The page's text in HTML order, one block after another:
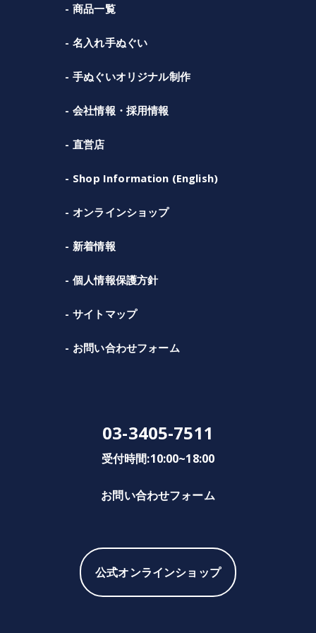
商品一覧
名入れ手ぬぐい
手ぬぐいオリジナル制作
会社情報・採用情報
直営店
Shop Information (English)
オンラインショップ
新着情報
個人情報保護方針
サイトマップ
お問い合わせフォーム
03-3405-7511
受付時間:10:00~18:00
お問い合わせフォーム
公式オンラインショップ